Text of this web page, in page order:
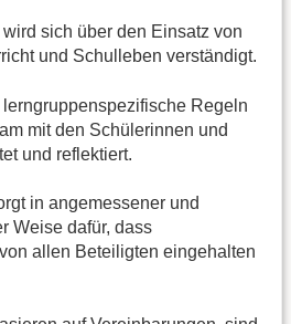
sich über den Einsatz von
und Schulleben verständigt.
Regeln
mit den Schülerinnen und
und reflektiert.
in angemessener und
Weise dafür, dass
allen Beteiligten eingehalten